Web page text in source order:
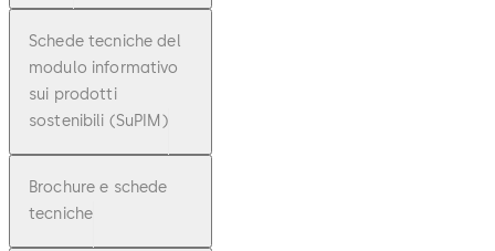
Schede tecniche del
modulo informativo
sui prodotti
sostenibili (SuPIM)
Brochure e schede
tecniche